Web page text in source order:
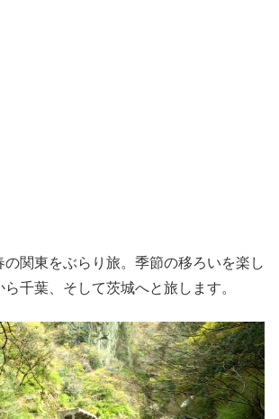
関東をぶらり旅。季節の移ろいを楽し
千葉、そして茨城へと旅します。